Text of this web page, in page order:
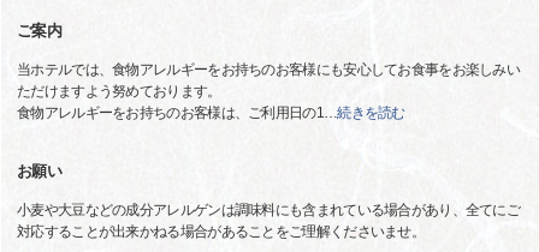
ご案内
当ホテルでは、食物アレルギーをお持ちのお客様にも安心してお食事をお楽しみい
ただけますよう努めております。
食物アレルギーをお持ちのお客様は、ご利用日の1…続きを読む
お願い
小麦や大豆などの成分アレルゲンは調味料にも含まれている場合があり、全てにご
対応することが出来かねる場合があることをご理解くださいませ。